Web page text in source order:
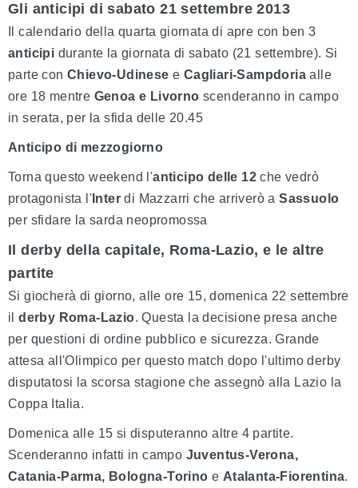
Gli anticipi di sabato 21 settembre 2013
Il calendario della quarta giornata di apre con ben 3
anticipi durante la giornata di sabato (21 settembre). Si
parte conChievo-Udinese e Cagliari-Sampdoria alle
ore 18 mentre Genoa e Livorno scenderanno in campo
in serata, per la sfida delle 20.45
Anticipo di mezzogiorno
Torna questo weekend l'anticipo delle 12 che vedrò
protagonista l' Inter di Mazzarri che arriverò aSassuolo
per sfidare la sarda neopromossa
Il derby della capitale, Roma-Lazio, e le altre
partite
Si giocherà di giorno, alle ore 15, domenica 22 settembre
ilderby Roma-Lazio. Questa la decisione presa anche
per questioni di ordine pubblico e sicurezza. Grande
attesa all'Olimpico per questo match dopo l'ultimo derby
disputatosi la scorsa stagione che assegnò alla Lazio la
Coppa Italia.
Domenica alle 15 si disputeranno altre 4 partite.
Scenderanno infatti in campo Juventus-Verona,
Catania-Parma, Bologna-Torino e Atalanta-Fiorentina.